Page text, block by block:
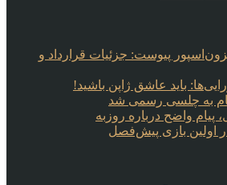
پیوست: جزئیات قرارداد و
باید عاشق ژاپن باشید!
به چلسی رسمی شد
واضح درباره روزبه
اولین بازی پیش‌فصل